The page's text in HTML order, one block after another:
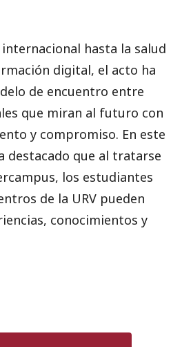
hasta la salud
digital, el acto ha
de encuentro entre
que miran al futuro con
y compromiso. En este
destacado que al tratarse
los estudiantes
de la URV pueden
conocimientos y